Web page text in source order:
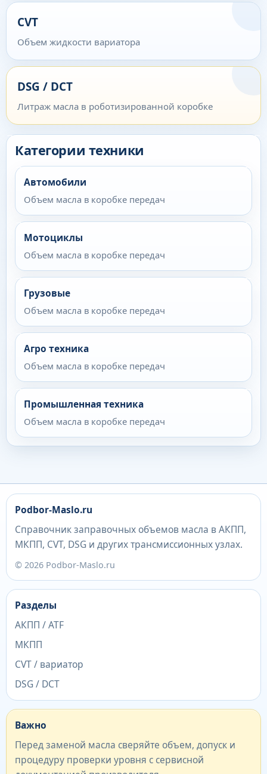
CVT
Объем жидкости вариатора
DSG / DCT
Литраж масла в роботизированной коробке
Категории техники
Автомобили
Объем масла в коробке передач
Мотоциклы
Объем масла в коробке передач
Грузовые
Объем масла в коробке передач
Агро техника
Объем масла в коробке передач
Промышленная техника
Объем масла в коробке передач
Podbor-Maslo.ru
Справочник заправочных объемов масла в АКПП,
МКПП, CVT, DSG и других трансмиссионных узлах.
© 2026 Podbor-Maslo.ru
Разделы
АКПП / ATF
МКПП
CVT / вариатор
DSG / DCT
Важно
Перед заменой масла сверяйте объем, допуск и
процедуру проверки уровня с сервисной